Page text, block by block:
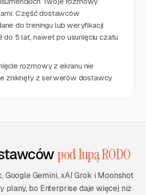
Część dostawców
do treningu lub weryfikacji
do 5 lat, nawet po usunięciu czatu
rozmowy z ekranu nie
zniknęły z serwerów dostawcy.
pod lupą RODO
Google Gemini, xAI Grok i Moonshot
plany, bo Enterprise daje więcej niż